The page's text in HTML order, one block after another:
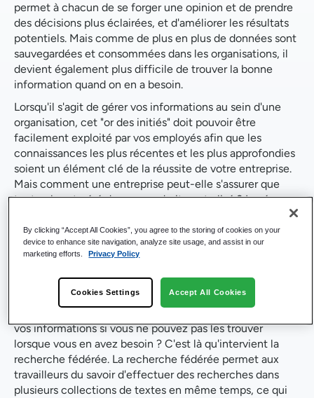
permet à chacun de se forger une opinion et de prendre
des décisions plus éclairées, et d'améliorer les résultats
potentiels. Mais comme de plus en plus de données sont
sauvegardées et consommées dans les organisations, il
devient également plus difficile de trouver la bonne
information quand on en a besoin.
Lorsqu'il s'agit de gérer vos informations au sein d'une
organisation, cet "or des initiés" doit pouvoir être
facilement exploité par vos employés afin que les
connaissances les plus récentes et les plus approfondies
soient un élément clé de la réussite de votre entreprise.
Mais comment une entreprise peut-elle s'assurer que
tout cela est géré dans un endroit centralisé ? La réponse
Examinons les trois clés qui vous permettront d'obtenir
un avantage concurrentiel grâce aux informations de
1. Déployer des capacités de recherche fédérée
vos informations si vous ne pouvez pas les trouver
lorsque vous en avez besoin ? C'est là qu'intervient la
recherche fédérée. La recherche fédérée permet aux
travailleurs du savoir d'effectuer des recherches dans
plusieurs collections de textes en même temps, ce qui
By clicking “Accept All Cookies”, you agree to the storing of cookies on your
device to enhance site navigation, analyze site usage, and assist in our
marketing efforts.
Privacy Policy
Cookies Settings Accept All Cookies